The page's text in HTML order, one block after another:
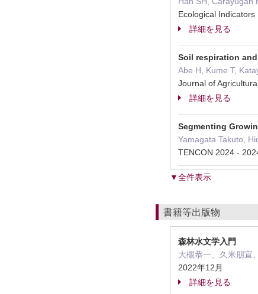
Ecological
詳細を見る
Soil respiration
Abe H, Kume T,
Journal of
詳細を見る
Segmenting
Yamagata Takuto,
TENCON 2024 -
▼全件表示
書籍等出版物
森林水文学入門
大槻恭一、久米朋宣
2022年12月
詳細を見る